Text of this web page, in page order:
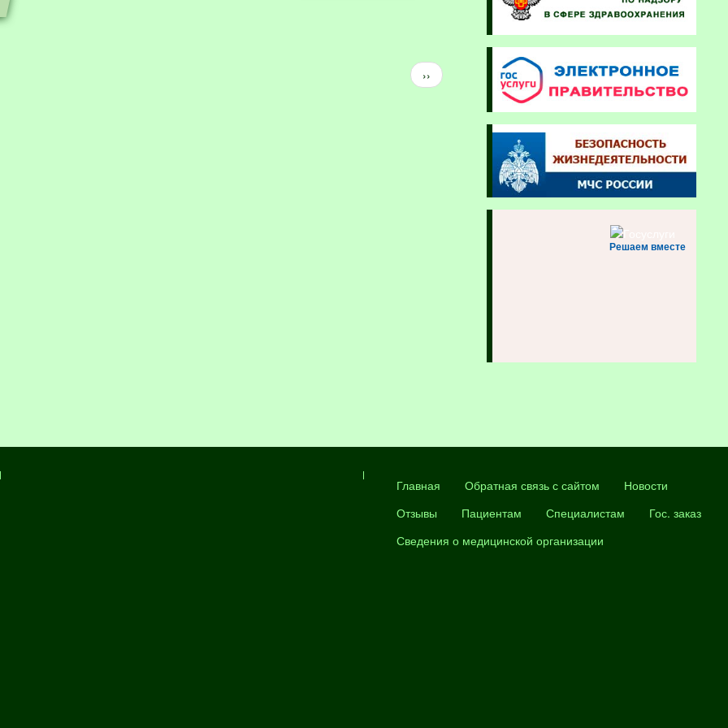
Следующая
страница
››
Решаем вместе
Главная Обратная связь с сайтом
Новости
Отзывы
Пациентам Специалистам
Гос. заказ
Сведения о медицинской организации